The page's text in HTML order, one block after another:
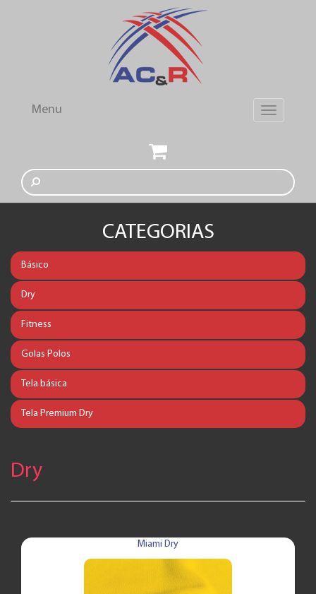
Toggle
navigation
Menu
CATEGORIAS
Básico
Dry
Fitness
Golas Polos
Tela básica
Tela Premium Dry
Dry
Miami Dry